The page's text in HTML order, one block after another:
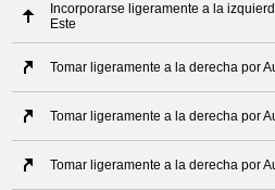
Incorporarse ligeramente a la
Este
Tomar ligeramente a la derecha por
Tomar ligeramente a la derecha por
Tomar ligeramente a la derecha por